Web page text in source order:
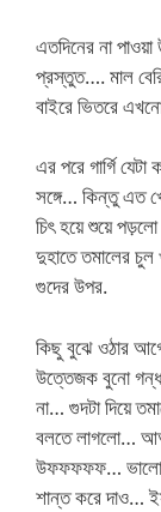
এতদিনের না
প্রস্তুত…. মাল
বাইরে ভিতরে
এর পরে গার্গি
সঙ্গে… কিন্তু এত
চিৎ হয়ে শুয়ে
দুহাতে তমালের চুল
গুদের উপর.
কিছু বুঝে ওঠার
উত্তেজক বুনো
না… গুদটা দিয়ে
বলতে লাগলো…
উফফফফফ… ভালো
শান্ত করে দাও…